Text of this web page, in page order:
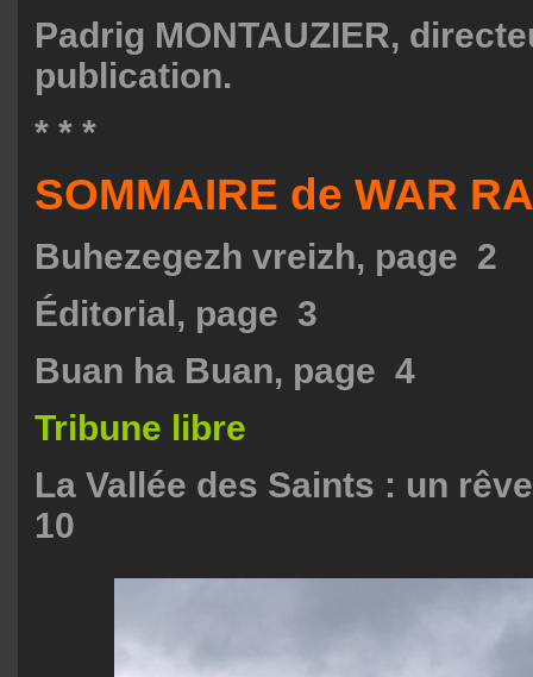
Padrig MONTAUZIER,
publication.
* * *
SOMMAIRE de WAR
Buhezegezh vreizh, page 2
Éditorial, page 3
Buan ha Buan, page 4
Tribune libre
La Vallée des Saints : un
10